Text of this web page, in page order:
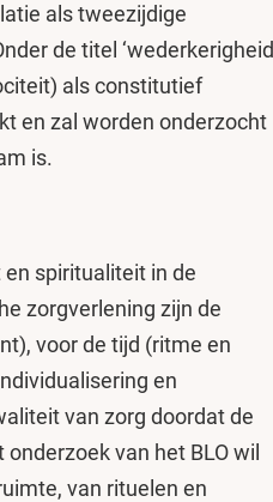
als tweezijdige
de titel ‘wederkerigheid
als constitutief
en zal worden onderzocht
is.
spiritualiteit in de
zorgverlening zijn de
voor de tijd (ritme en
en
van zorg doordat de
van het BLO wil
van rituelen en